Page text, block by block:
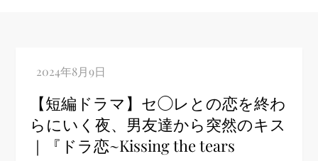
【短編ドラマ】セ◯レとの恋を終わ
らにいく夜、男友達から突然のキス
｜『ドラ恋~Kissing the tears